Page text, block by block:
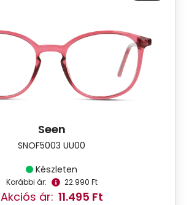
Seen
SNOF5003 UU00
Készleten
Korábbi ár: 22.990 Ft
Akciós ár: 11.495 Ft